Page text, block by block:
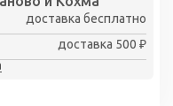
доставка бесплатно
доставка 500 ₽